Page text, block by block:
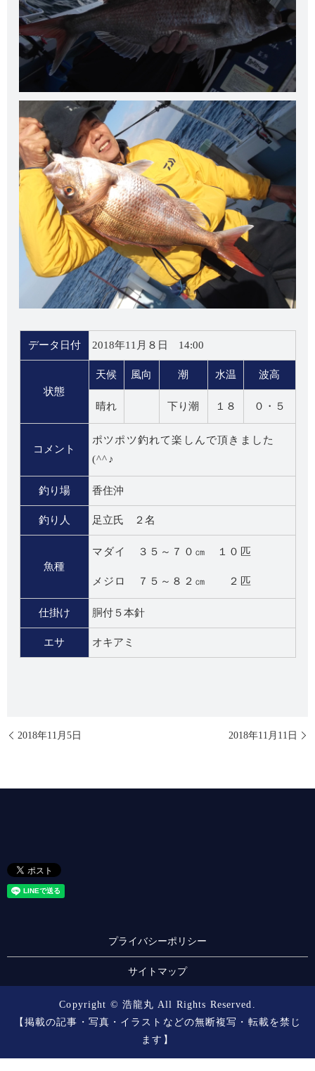
データ日付 2018年11月８日 14:00
状態
天候 風向 潮 水温 波高
晴れ 下り潮 １８ ０・５
コメント
ポツポツ釣れて楽しんで頂きました
(^^♪
釣り場 香住沖
釣り人 足立氏 ２名
魚種
マダイ ３５～７０㎝ １０匹
メジロ ７５～８２㎝ ２匹
仕掛け 胴付５本針
エサ オキアミ
2018年11月5日 2018年11月11日
プライバシーポリシー
サイトマップ
Copyright © 浩龍丸 All Rights Reserved.
【掲載の記事・写真・イラストなどの無断複写・転載を禁じ
ます】